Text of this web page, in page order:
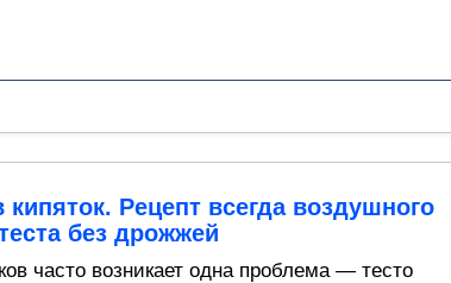
Рецепт всегда воздушного
без дрожжей
часто возникает одна проблема — тесто